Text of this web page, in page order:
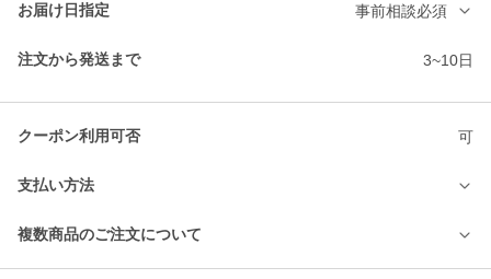
お届け日指定 事前相談必須
注文から発送まで 3~10日
クーポン利用可否 可
支払い方法
複数商品のご注文について